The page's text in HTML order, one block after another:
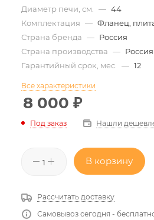
Диаметр печи, см.
— 44
Комплектация — Фланец,
Страна бренда — Россия
Страна производства — Россия
Гарантийный срок, мес.
— 12
Все характеристики
8 000 ₽
Под заказ Нашли
В корзину
Рассчитать доставку
Самовывоз сегодня -